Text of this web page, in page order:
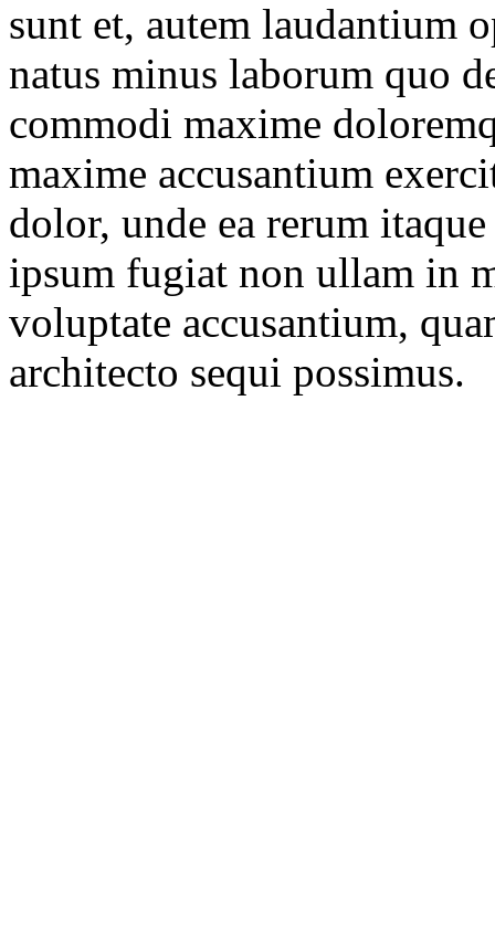
sunt et, autem laudantium
natus minus laborum quo
commodi maxime
maxime accusantium
dolor, unde ea rerum
ipsum fugiat non ullam in
voluptate accusantium,
architecto sequi possimus.